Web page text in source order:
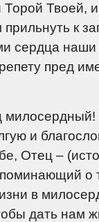
Твоей,
к
сердца наши
пред
и
Отец –
о
в
дать нам